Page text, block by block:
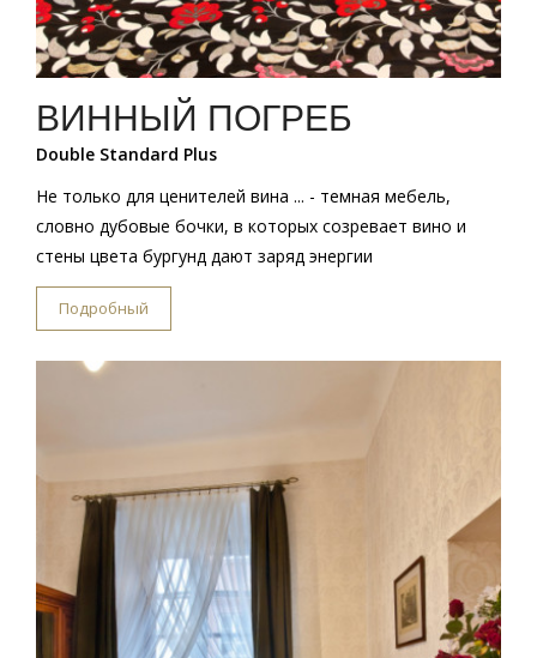
ВИННЫЙ ПОГРЕБ
Double Standard Plus
Не только для ценителей вина ... - темная мебель,
словно дубовые бочки, в которых созревает вино и
стены цвета бургунд дают заряд энергии
Подробный